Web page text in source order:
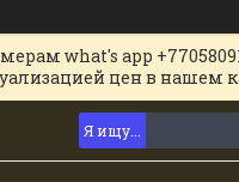
what's app
цен в нашем